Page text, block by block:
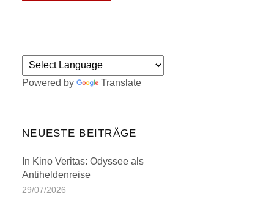
Powered by Translate
NEUESTE BEITRÄGE
In Kino Veritas: Odyssee als
Antiheldenreise
29/07/2026